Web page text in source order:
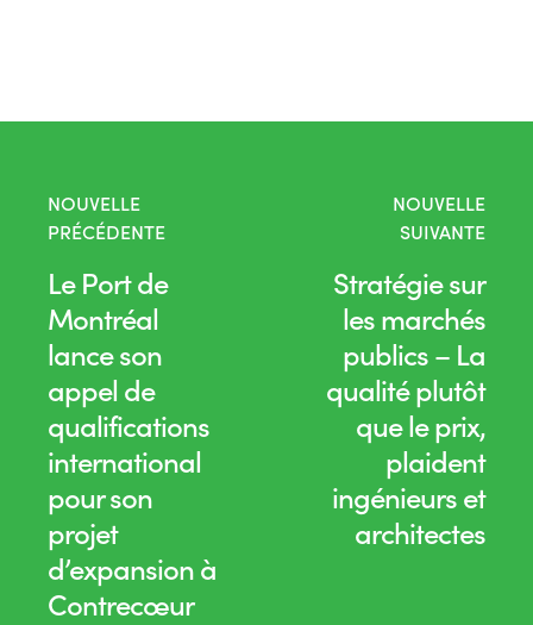
NOUVELLE
PRÉCÉDENTE
Le Port de
Montréal
lance son
appel de
qualifications
international
pour son
projet
d’expansion à
Contrecœur
NOUVELLE
SUIVANTE
Stratégie sur
les marchés
publics – La
qualité plutôt
que le prix,
plaident
ingénieurs et
architectes